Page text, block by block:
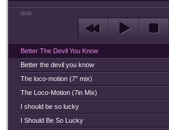
00:00
Better The Devil You Know
Better the devil you know
The loco-motion (7" mix)
The Loco-Motion (7in Mix)
I should be so lucky
I Should Be So Lucky